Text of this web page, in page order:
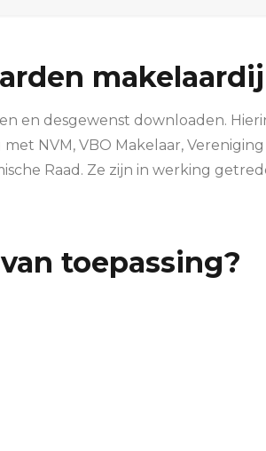
makelaardij
en desgewenst downloaden.
NVM, VBO Makelaar,
Raad. Ze zijn in werking
toepassing?